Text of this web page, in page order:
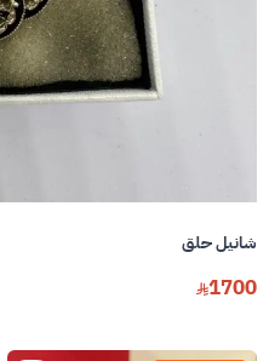
شانيل حلق
1700